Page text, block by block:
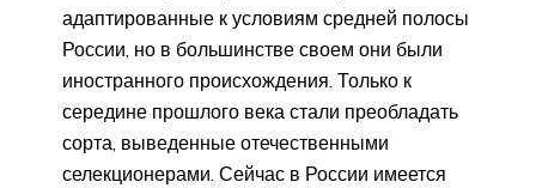
адаптированные к условиям средней полосы
России, но в большинстве своем они были
иностранного происхождения. Только к
середине прошлого века стали преобладать
сорта, выведенные отечественными
селекционерами. Сейчас в России имеется